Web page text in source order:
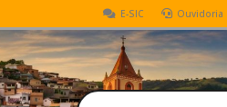
E-SIC Ouvidoria